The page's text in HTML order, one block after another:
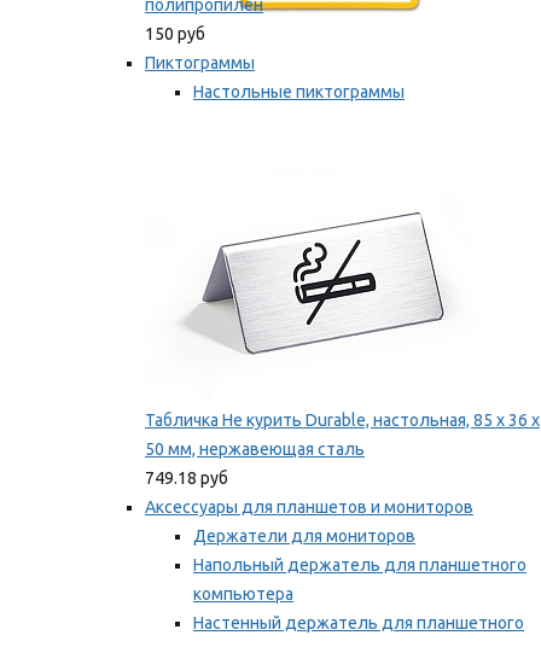
полипропилен
150 руб
Пиктограммы
Настольные пиктограммы
Табличка Не курить Durable, настольная, 85 x 36 x
50 мм, нержавеющая сталь
749.18 руб
Аксессуары для планшетов и мониторов
Держатели для мониторов
Напольный держатель для планшетного
компьютера
Настенный держатель для планшетного